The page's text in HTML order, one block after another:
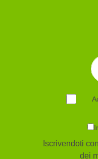
Iscrivendoti
dei